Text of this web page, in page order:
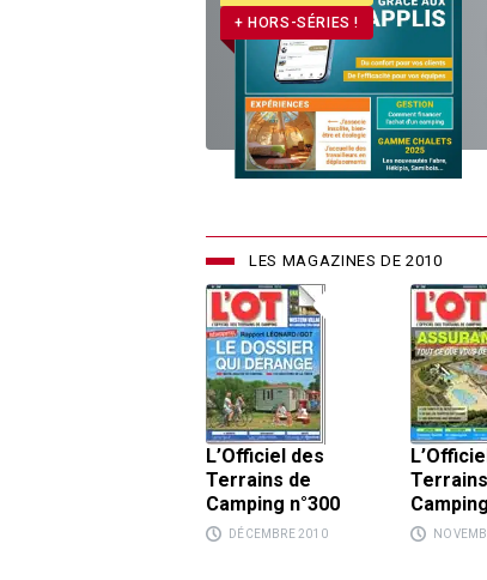
+ HORS-SÉRIES !
LES MAGAZINES DE 2010
L’Officiel des
Terrains de
Camping n°300
DÉCEMBRE 2010